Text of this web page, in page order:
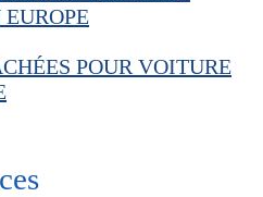
POUR VOITURE